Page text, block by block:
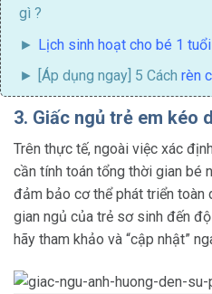
gì ?
Lịch sinh hoạt cho bé 1 tuổi
[Áp dụng ngay] 5 Cách rèn
3. Giấc ngủ trẻ em kéo
Trên thực tế, ngoài việc xác
cần tính toán tổng thời gian bé
đảm bảo cơ thể phát triển toàn
gian ngủ của trẻ sơ sinh đến
hãy tham khảo và “cập nhật”